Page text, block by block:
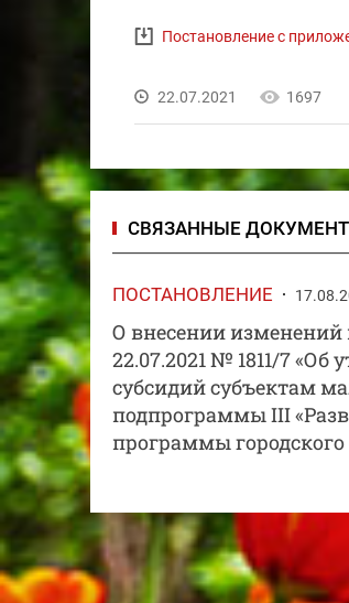
Постановление с
22.07.2021 1697
СВЯЗАННЫЕ
ПОСТАНОВЛЕНИЕ
О внесении изменений
22.07.2021 № 1811/7
субсидий субъектам
подпрограммы III
программы городского